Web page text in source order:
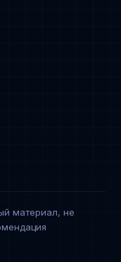
материал, не